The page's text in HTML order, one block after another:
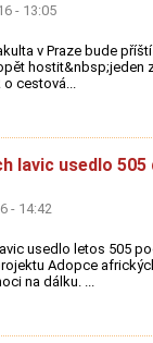
- 13:05
v Praze bude
hostit&nbsp;jeden
o cestová...
lavic usedlo 505
- 14:42
usedlo letos 505
Adopce
na dálku. ...